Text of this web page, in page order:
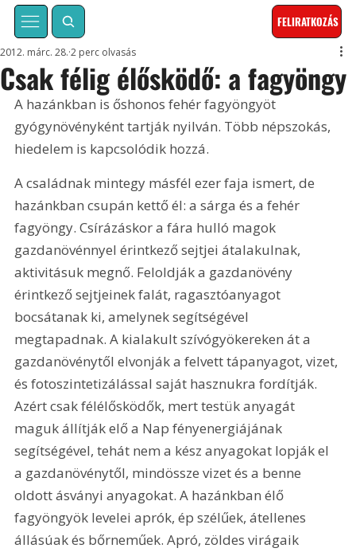
FELIRATKOZÁS
Csak félig élősködő: a fagyöngy
2012. márc. 28. 2 perc olvasás
A hazánkban is őshonos fehér fagyöngyöt
gyógynövényként tartják nyilván. Több népszokás,
hiedelem is kapcsolódik hozzá.
A családnak mintegy másfél ezer faja ismert, de
hazánkban csupán kettő él: a sárga és a fehér
fagyöngy. Csírázáskor a fára hulló magok
gazdanövénnyel érintkező sejtjei átalakulnak,
aktivitásuk megnő. Feloldják a gazdanövény
érintkező sejtjeinek falát, ragasztóanyagot
bocsátanak ki, amelynek segítségével
megtapadnak. A kialakult szívógyökereken át a
gazdanövénytől elvonják a felvett tápanyagot, vizet,
és fotoszintetizálással saját hasznukra fordítják.
Azért csak félélősködők, mert testük anyagát
maguk állítják elő a Nap fényenergiájának
segítségével, tehát nem a kész anyagokat lopják el
a gazdanövénytől, mindössze vizet és a benne
oldott ásványi anyagokat. A hazánkban élő
fagyöngyök levelei aprók, ép szélűek, átellenes
állásúak és bőrneműek. Apró, zöldes virágaik